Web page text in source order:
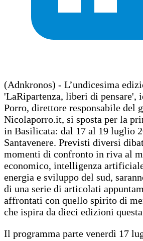
(Adnkronos) - L’undicesima
'LaRipartenza, liberi di pensare',
Porro, direttore responsabile del
Nicolaporro.it, si sposta per la
in Basilicata: dal 17 al 19 luglio
Santavenere. Previsti diversi
momenti di confronto in riva al
economico, intelligenza
energia e sviluppo del sud,
di una serie di articolati
affrontati con quello spirito di
che ispira da dieci edizioni
Il programma parte venerdì 17